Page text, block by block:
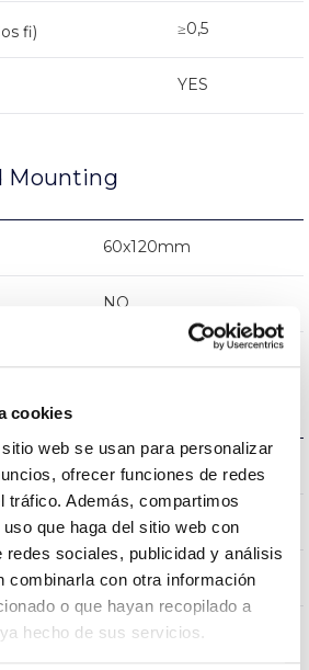
cookies
web se usan para personalizar
ofrecer funciones de redes
tráfico. Además, compartimos
que haga del sitio web con
redes sociales, publicidad y análisis
combinarla con otra información
o que hayan recopilado a
hecho de sus servicios.
fi) ≥0,5
YES
Mounting
60x120mm
NO
3000K
index 80
220